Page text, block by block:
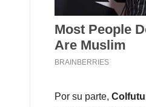
Por su parte,